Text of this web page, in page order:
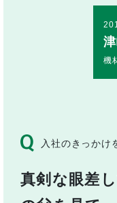
機
入社のきっかけ
真剣な眼差